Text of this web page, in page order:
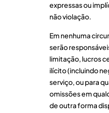
expressas ou
não violação.
Em nenhuma
serão
limitação, lucros
ilícito (incluindo
serviço, ou para
omissões em
de outra forma